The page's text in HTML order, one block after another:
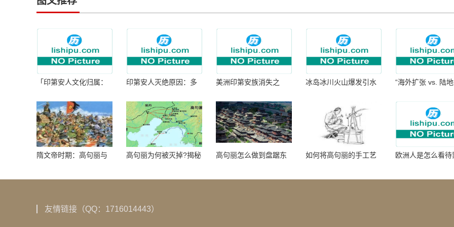
「印第安人文化归属：
印第安人灭绝原因：多
美洲印第安族消失之
冰岛冰川火山爆发引水
“海外扩张 vs. 陆
隋文帝时期：高句丽与
高句丽为何被灭掉?揭秘
秘！
高句丽怎么做到盘踞东
如何将高句丽的手工艺
欧洲人是怎么看待
友情链接（QQ：1716014443）